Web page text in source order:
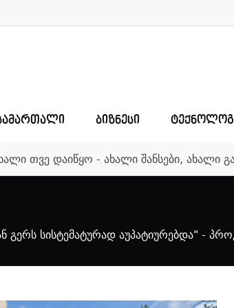
ᲑᲘᲖᲜᲔᲡᲘ
თვე დაიწყო - ახალი შანსები,
სისტემატურად აუპატიურებდა" -